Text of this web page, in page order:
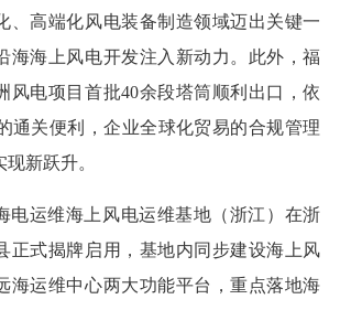
、高端化风电装备制造领域迈出关键一
海海上风电开发注入新动力。此外，福
风电项目首批40余段塔筒顺利出口，依
通关便利，企业全球化贸易的合规管理
新跃升。
电运维海上风电运维基地（浙江）在浙
正式揭牌启用，基地内同步建设海上风
海运维中心两大功能平台，重点落地海